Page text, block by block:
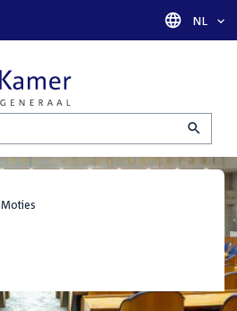
Taal
NL
Moties